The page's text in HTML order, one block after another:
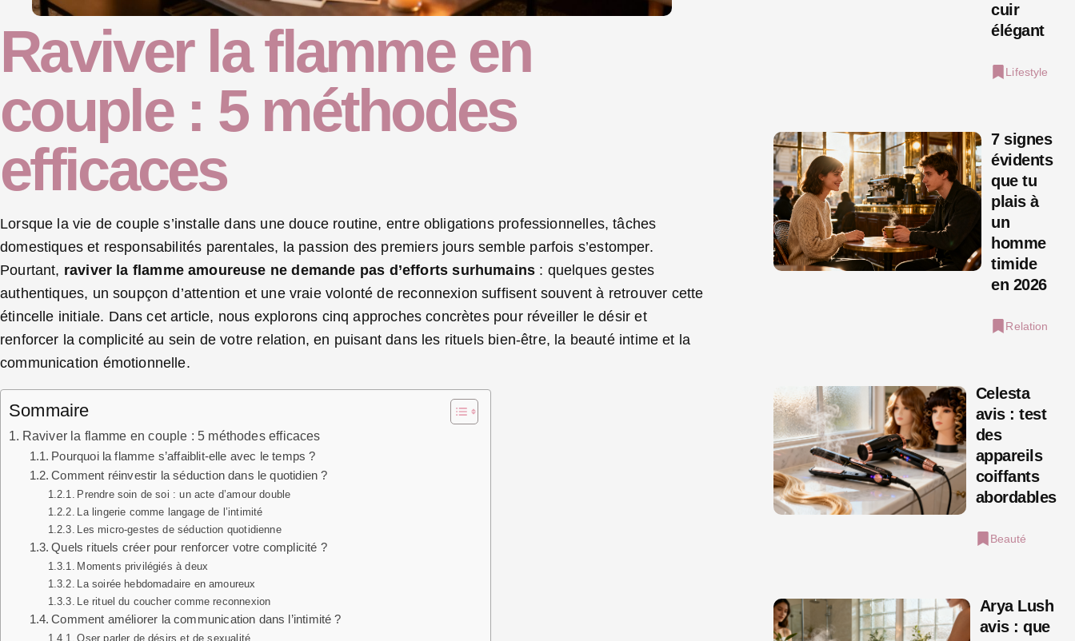
Raviver la flamme en
couple : 5 méthodes
efficaces
Lorsque la vie de couple s’installe dans une douce routine, entre obligations professionnelles, tâches
domestiques et responsabilités parentales, la passion des premiers jours semble parfois s’estomper.
Pourtant, raviver la flamme amoureuse ne demande pas d’efforts surhumains : quelques gestes
authentiques, un soupçon d’attention et une vraie volonté de reconnexion suffisent souvent à retrouver cette
étincelle initiale. Dans cet article, nous explorons cinq approches concrètes pour réveiller le désir et
renforcer la complicité au sein de votre relation, en puisant dans les rituels bien-être, la beauté intime et la
communication émotionnelle.
Sommaire
Raviver la flamme en couple : 5 méthodes efficaces
Pourquoi la flamme s’affaiblit-elle avec le temps ?
Comment réinvestir la séduction dans le quotidien ?
Prendre soin de soi : un acte d’amour double
La lingerie comme langage de l’intimité
Les micro-gestes de séduction quotidienne
Quels rituels créer pour renforcer votre complicité ?
Moments privilégiés à deux
La soirée hebdomadaire en amoureux
Le rituel du coucher comme reconnexion
Comment améliorer la communication dans l’intimité ?
Oser parler de désirs et de sexualité
cuir
élégant
Lifestyle
7 signes
évidents
que tu
plais à
un
homme
timide
en 2026
Relation
Celesta
avis : test
des
appareils
coiffants
abordables
Beauté
Arya Lush
avis : que